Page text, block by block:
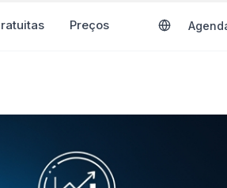
gratuitas Preços